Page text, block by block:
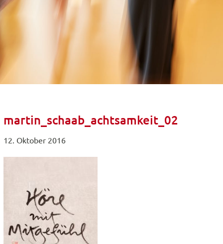
martin_schaab_achtsamkeit_02
12. Oktober 2016